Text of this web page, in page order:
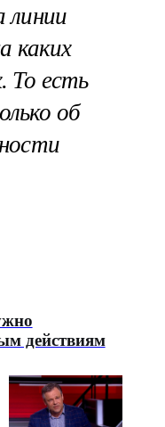
линии
каких
То есть
об
действиям